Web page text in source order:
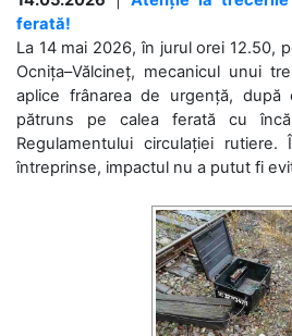
ferată!
La 14 mai 2026, în jurul orei 12.50,
Ocnița–Vălcineț, mecanicul unui
aplice frânarea de urgență,
pătruns pe calea ferată cu
Regulamentului circulației rutiere.
întreprinse, impactul nu a putut fi